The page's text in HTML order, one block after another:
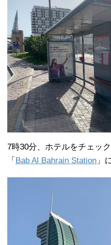
7時30分、ホテルをチェッ
「 Bab Al Bahrain Station 」